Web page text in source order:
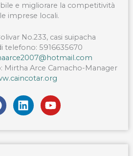
e migliorare la competitività
imprese locali.
No.233, casi suipacha
telefono: 5916635670
Mirtha Arce Camacho-Manager
L
i
k
e
Y
o
t
u